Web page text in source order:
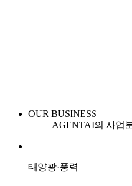
OUR BUSINESS
AGENTAI의 사업
태양광·풍력